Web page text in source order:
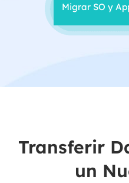
Migrar SO y
Transferir
un